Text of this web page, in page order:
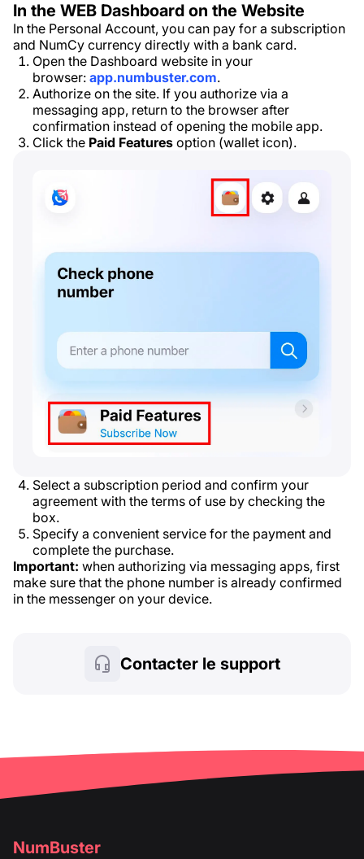
In the WEB Dashboard on the Website
In the Personal Account, you can pay for a subscription
and NumCy currency directly with a bank card.
Open the Dashboard website in your
browser: app.numbuster.com.
Authorize on the site. If you authorize via a
messaging app, return to the browser after
confirmation instead of opening the mobile app.
Click the Paid Features option (wallet icon).
Select a subscription period and confirm your
agreement with the terms of use by checking the
box.
Specify a convenient service for the payment and
complete the purchase.
Important: when authorizing via messaging apps, first
make sure that the phone number is already confirmed
in the messenger on your device.
Contacter le support
NumBuster